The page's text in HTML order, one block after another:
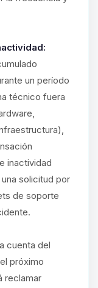
un período
técnico fuera
inactividad
solicitud por
de soporte
cuenta del
próximo
reclamar